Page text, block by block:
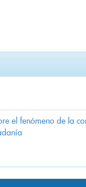
el fenómeno de la